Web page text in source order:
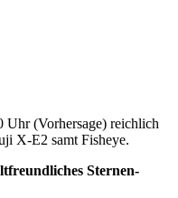
Uhr (Vorhersage) reichlich
X-E2 samt Fisheye.
Sternen-